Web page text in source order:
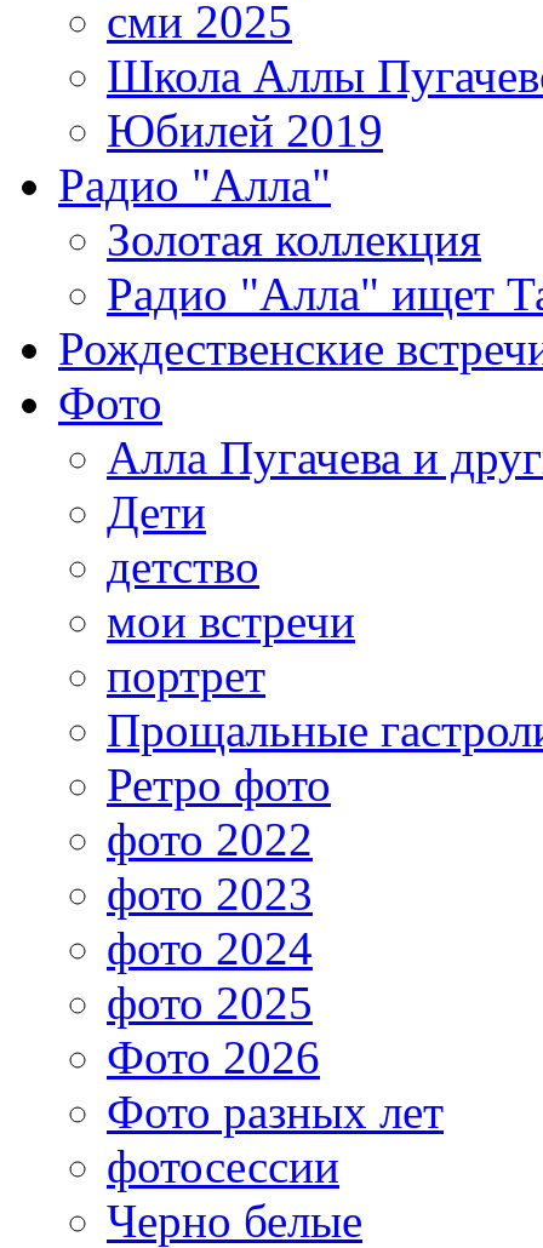
сми 2025
Школа Аллы
Юбилей 2019
Радио "Алла"
Золотая коллекция
Радио "Алла" ищет
Рождественские
Фото
Алла Пугачева и
Дети
детство
мои встречи
портрет
Прощальные
Ретро фото
фото 2022
фото 2023
фото 2024
фото 2025
Фото 2026
Фото разных лет
фотосессии
Черно белые